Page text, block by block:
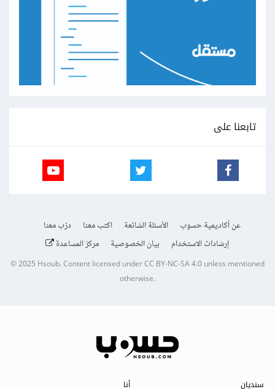
تابعنا على
عن أكاديمية حسوب الأسئلة الشائعة اكتب معنا
درّب معنا
إرشادات الاستخدام
بيان الخصوصية مركز المساعدة
© 2025Hsoub.Content licensed underCC BY-NC-SA 4.0unless mentioned
otherwise.